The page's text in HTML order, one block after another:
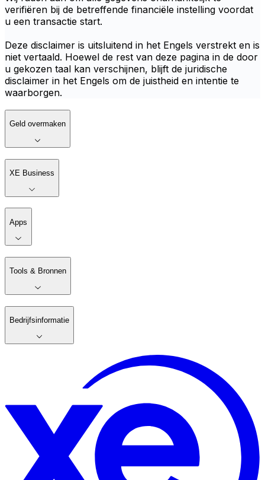
verifiëren bij de betreffende financiële instelling voordat
u een transactie start.
Deze disclaimer is uitsluitend in het Engels verstrekt en is
niet vertaald. Hoewel de rest van deze pagina in de door
u gekozen taal kan verschijnen, blijft de juridische
disclaimer in het Engels om de juistheid en intentie te
waarborgen.
Geld overmaken
XE Business
Apps
Tools & Bronnen
Bedrijfsinformatie